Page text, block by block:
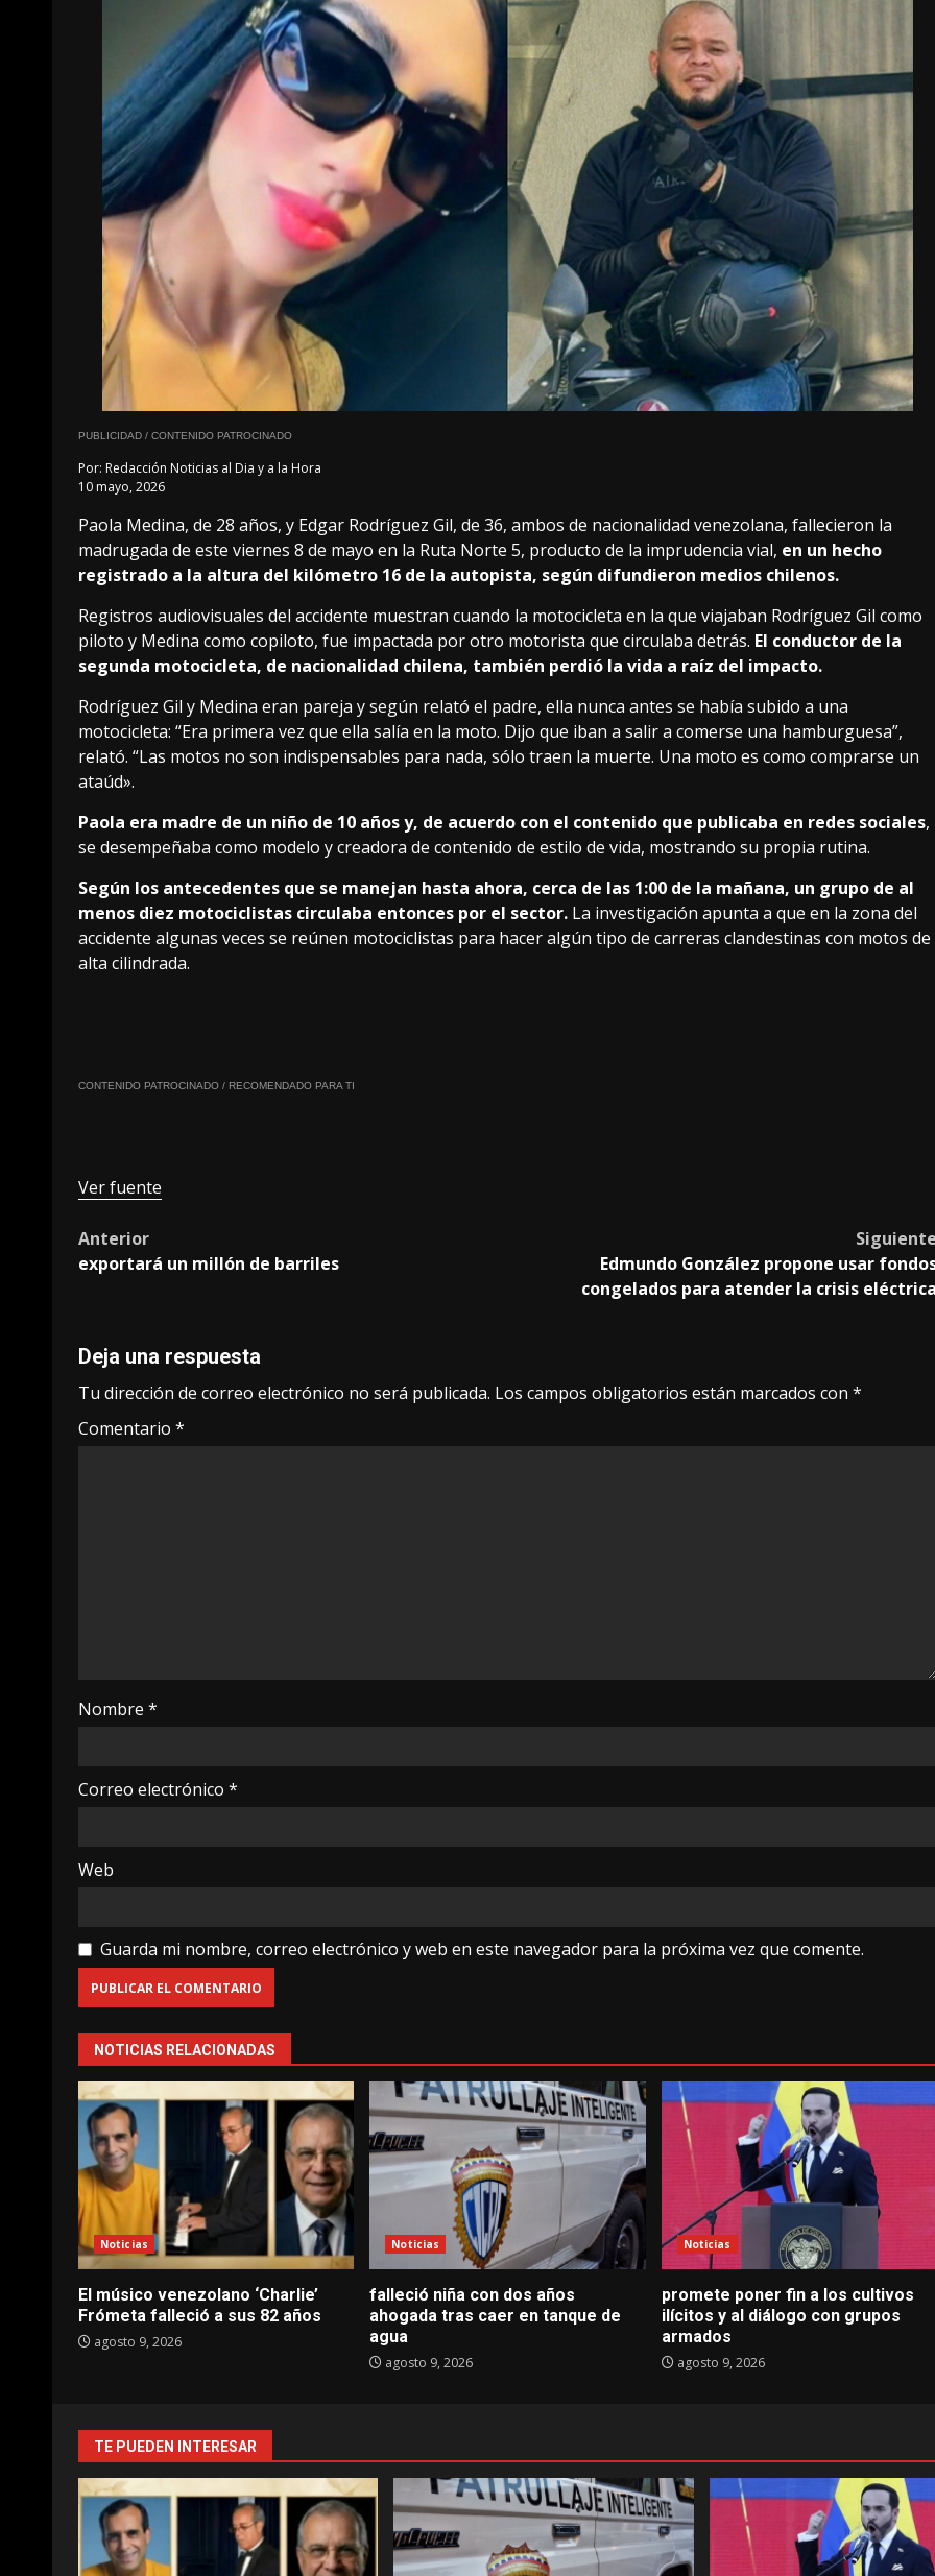
PUBLICIDAD / CONTENIDO PATROCINADO
Por: Redacción Noticias al Dia y a la Hora
10 mayo, 2026
Paola Medina, de 28 años, y Edgar Rodríguez Gil, de 36, ambos de nacionalidad venezolana, fallecieron la
madrugada de este viernes 8 de mayo en la Ruta Norte 5, producto de la imprudencia vial, en un hecho
registrado a la altura del kilómetro 16 de la autopista, según difundieron medios chilenos.
Registros audiovisuales del accidente muestran cuando la motocicleta en la que viajaban Rodríguez Gil como
piloto y Medina como copiloto, fue impactada por otro motorista que circulaba detrás. El conductor de la
segunda motocicleta, de nacionalidad chilena, también perdió la vida a raíz del impacto.
Rodríguez Gil y Medina eran pareja y según relató el padre, ella nunca antes se había subido a una
motocicleta: “Era primera vez que ella salía en la moto. Dijo que iban a salir a comerse una hamburguesa”,
relató. “Las motos no son indispensables para nada, sólo traen la muerte. Una moto es como comprarse un
ataúd».
Paola era madre de un niño de 10 años y, de acuerdo con el contenido que publicaba en redes sociales,
se desempeñaba como modelo y creadora de contenido de estilo de vida, mostrando su propia rutina.
Según los antecedentes que se manejan hasta ahora, cerca de las 1:00 de la mañana, un grupo de al
menos diez motociclistas circulaba entonces por el sector. La investigación apunta a que en la zona del
accidente algunas veces se reúnen motociclistas para hacer algún tipo de carreras clandestinas con motos de
alta cilindrada.
CONTENIDO PATROCINADO / RECOMENDADO PARA TI
Ver fuente
Post
navigation
Anterior
exportará un millón de barriles
Siguiente
Edmundo González propone usar
congelados para atender la crisis eléctrica
Deja una respuesta
Tu dirección de correo electrónico no será publicada. Los campos obligatorios están marcados con *
Comentario *
Nombre *
Correo electrónico *
Web
Guarda mi nombre, correo electrónico y web en este navegador para la próxima vez que comente.
NOTICIAS RELACIONADAS
Noticias
El músico venezolano ‘Charlie’
Frómeta falleció a sus 82 años
agosto 9, 2026
Noticias
falleció niña con dos años
ahogada tras caer en tanque de
agua
agosto 9, 2026
Noticias
promete poner fin a los cultivos
ilícitos y al diálogo con grupos
armados
agosto 9, 2026
TE PUEDEN INTERESAR